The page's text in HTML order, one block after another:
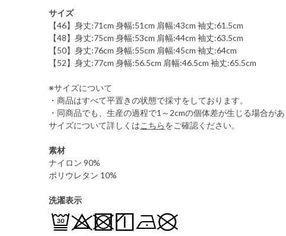
サイズ
【46】身丈:71cm 身幅:51cm 肩幅:43cm 袖丈:61.5cm
【48】身丈:75cm 身幅:53cm 肩幅:44cm 袖丈:63.5cm
【50】身丈:76cm 身幅:55cm 肩幅:45cm 袖丈:64cm
【52】身丈:77cm 身幅:56.5cm 肩幅:46.5cm 袖丈:65.5cm
※サイズについて
・商品はすべて平置きの状態で採寸をしております。
・同商品でも、生産の過程で1～2cmの個体差が生じる場合があ
サイズについて詳しくはこちらをご確認ください。
素材
ナイロン 90%
ポリウレタン 10%
洗濯表示